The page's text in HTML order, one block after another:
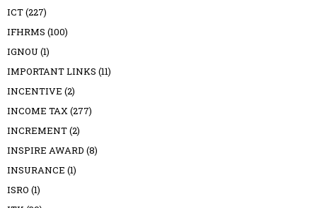
ICT(227)
IFHRMS (100)
IGNOU (1)
IMPORTANT LINKS (11)
INCENTIVE (2)
INCOME TAX(277)
INCREMENT(2)
INSPIRE AWARD (8)
INSURANCE (1)
ISRO (1)